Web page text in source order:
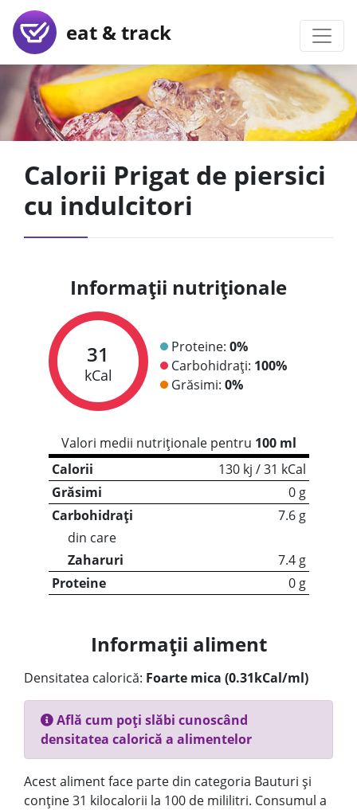
eat & track
Calorii Prigat de piersici
cu indulcitori
Informații nutriționale
31
kCal
Proteine: 0%
Carbohidrați: 100%
Grăsimi: 0%
Valori medii nutriționale pentru 100 ml
Calorii
130 kj / 31 kCal
Grăsimi
0 g
Carbohidrați
7.6 g
din care
Zaharuri
7.4 g
Proteine
0 g
Informații aliment
Densitatea calorică: Foarte mica (0.31kCal/ml)
Află cum poți slăbi cunoscând
densitatea calorică a alimentelor
Acest aliment face parte din categoria Bauturi și
conține 31 kilocalorii la 100 de mililitri. Consumul a